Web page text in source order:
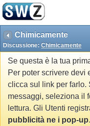
Chimicamente
Discussione: Chimicamente
Se questa è la tua
Per poter scrivere devi
clicca sul link per farlo.
messaggi, seleziona il
lettura. Gli Utenti
pubblicità ne i pop-up.